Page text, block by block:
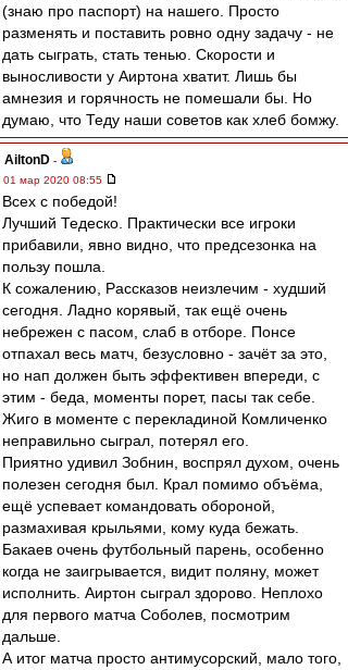
(знаю про паспорт) на нашего. Просто
разменять и поставить ровно одну задачу - не
дать сыграть, стать тенью. Скорости и
выносливости у Аиртона хватит. Лишь бы
амнезия и горячность не помешали бы. Но
думаю, что Теду наши советов как хлеб бомжу.
AiltonD -
01 мар 2020 08:55
Всех с победой!
Лучший Тедеско. Практически все игроки
прибавили, явно видно, что предсезонка на
пользу пошла.
К сожалению, Рассказов неизлечим - худший
сегодня. Ладно корявый, так ещё очень
небрежен с пасом, слаб в отборе. Понсе
отпахал весь матч, безусловно - зачёт за это,
но нап должен быть эффективен впереди, с
этим - беда, моменты порет, пасы так себе.
Жиго в моменте с перекладиной Комличенко
неправильно сыграл, потерял его.
Приятно удивил Зобнин, воспрял духом, очень
полезен сегодня был. Крал помимо объёма,
ещё успевает командовать обороной,
размахивая крыльями, кому куда бежать.
Бакаев очень футбольный парень, особенно
когда не заигрывается, видит поляну, может
исполнить. Аиртон сыграл здорово. Неплохо
для первого матча Соболев, посмотрим
дальше.
А итог матча просто антимусорский, мало того,